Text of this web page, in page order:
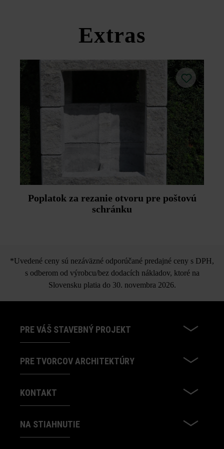
Extras
Poplatok za rezanie otvoru pre poštovú
schránku
*Uvedené ceny sú nezáväzné odporúčané predajné ceny s DPH,
s odberom od výrobcu/bez dodacích nákladov, ktoré na
Slovensku platia do 30. novembra 2026.
PRE VÁŠ STAVEBNÝ PROJEKT
PRE TVORCOV ARCHITEKTÚRY
KONTAKT
NA STIAHNUTIE